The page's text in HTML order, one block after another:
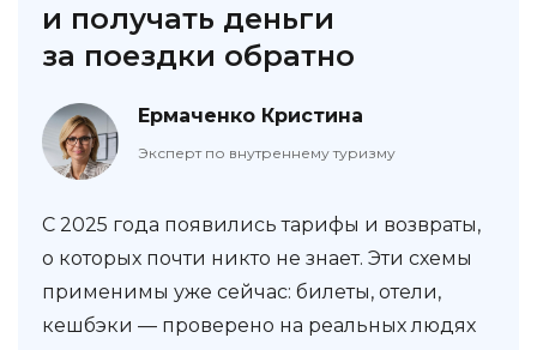
и получать деньги
за поездки обратно
Ермаченко Кристина
Эксперт по внутреннему туризму
С 2025 года появились тарифы и возвраты,
о которых почти никто не знает. Эти схемы
применимы уже сейчас: билеты, отели,
кешбэки — проверено на реальных людях